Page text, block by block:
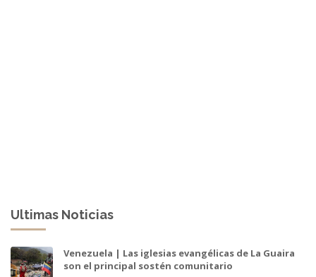
Ultimas Noticias
Venezuela | Las iglesias evangélicas de La Guaira
son el principal sostén comunitario